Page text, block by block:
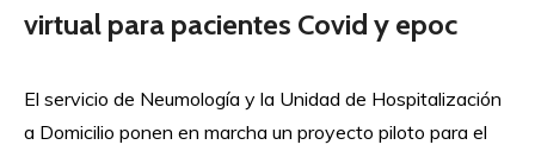
virtual para pacientes Covid y epoc
El servicio de Neumología y la Unidad de Hospitalización
a Domicilio ponen en marcha un proyecto piloto para el